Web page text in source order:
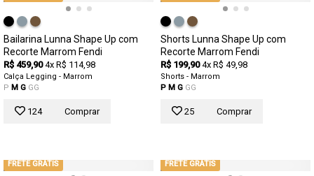
Bailarina Lunna Shape Up com
Recorte Marrom Fendi
R$ 459,90 4x R$ 114,98
Calça Legging - Marrom
P M G GG
124 Comprar
Shorts Lunna Shape Up com
Recorte Marrom Fendi
R$ 199,90 4x R$ 49,98
Shorts - Marrom
P M G GG
25 Comprar
FRETE GRÁTIS FRETE GRÁTIS